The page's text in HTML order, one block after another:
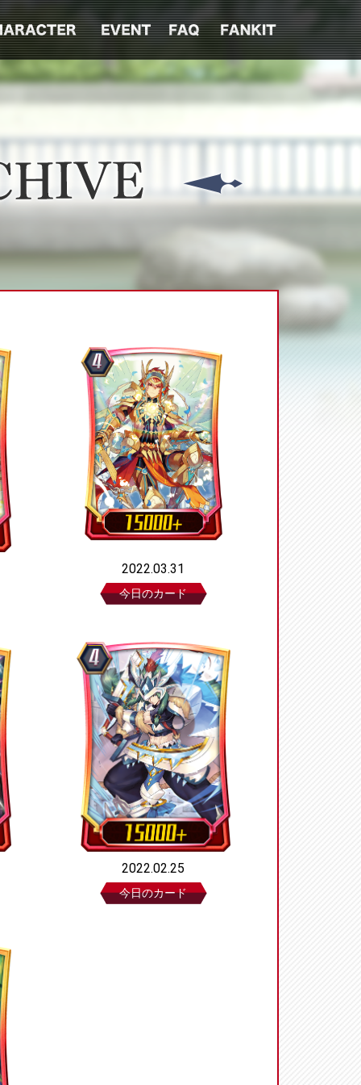
2022.03.31
今日のカード
2022.02.25
今日のカード